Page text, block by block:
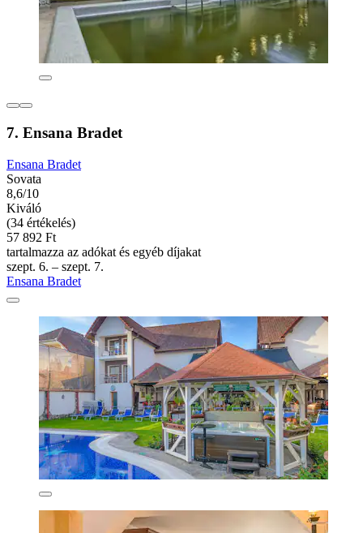
7. Ensana Bradet
Ensana Bradet
Sovata
8,6/10
Kiváló
(34 értékelés)
57 892 Ft
tartalmazza az adókat és egyéb díjakat
szept. 6. – szept. 7.
Ensana Bradet